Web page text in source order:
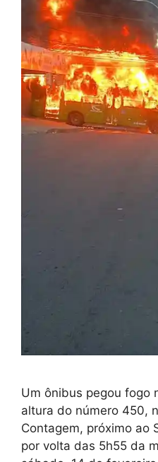
Um ônibus pegou fogo
altura do número 450,
Contagem, próximo ao
por volta das 5h55 da